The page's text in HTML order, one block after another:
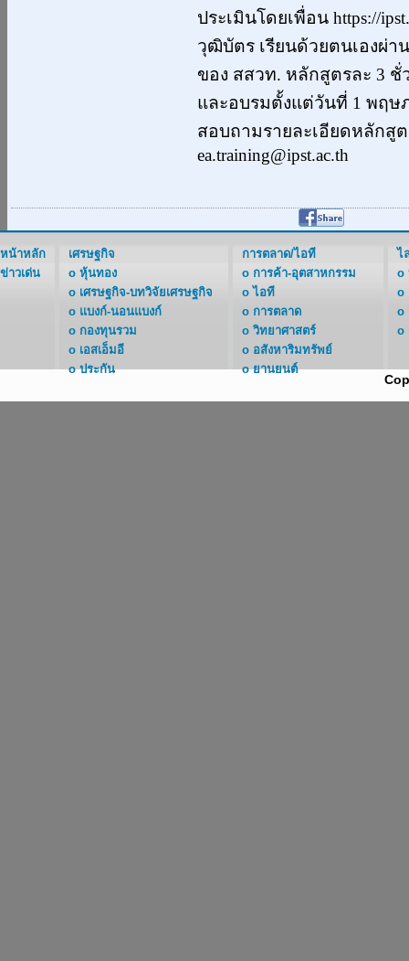
ประเมินโดยเพื่อน https://
วุฒิบัตร เรียนด้วยตนเองผ่าน
ของ สสวท. หลักสูตรละ 3 ชั่
และอบรมตั้งแต่วันที่ 1 พฤษ
สอบถามรายละเอียดหลักสู
ea.training@ipst.ac.th
หน้าหลัก
ข่าวเด่น
เศรษฐกิจ
o หุ้นทอง
o เศรษฐกิจ-บทวิจัยเศรษฐกิจ
o แบงก์-นอนแบงก์
o กองทุนรวม
o เอสเอ็มอี
oประกัน
การตลาด/ไอที
o การค้า-อุตสาหกรรม
oไอที
o การตลาด
o วิทยาศาสตร์
o อสังหาริมทรัพย์
oยานยนต์
ไ
o
o
o
o